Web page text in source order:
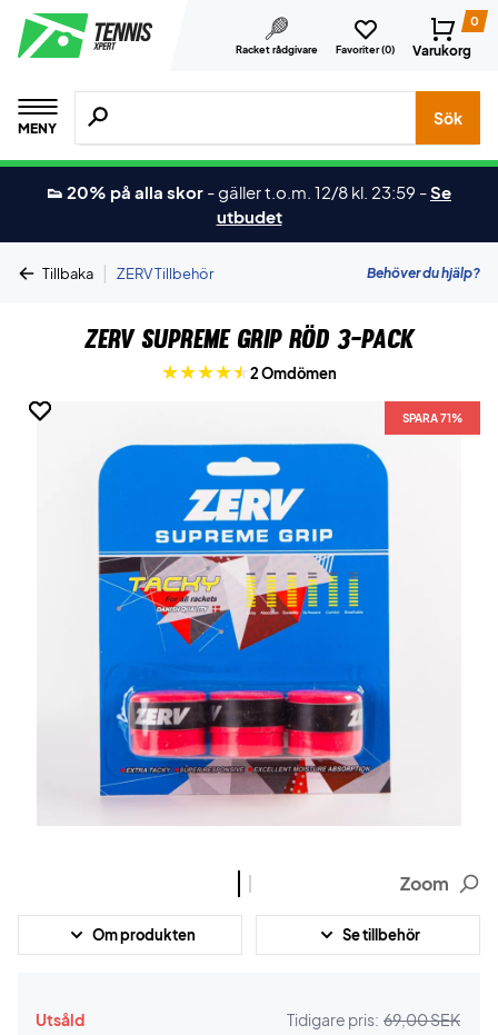
Racket rådgivare Favoriter (0)
0
Varukorg
MENY
Sök efter produkter, märken osv.
Sök
👟 20% på alla skor -gäller t.o.m. 12/8 kl. 23:59 -Se
utbudet
Tillbaka | ZERV Tillbehör Behöver du hjälp?
ZERV Supreme Grip Röd 3-pack
2 Omdömen
SPARA 71%
SPARA 71%
Zoom
Om produkten Se tillbehör
Utsåld Tidigare pris: 69,00 SEK